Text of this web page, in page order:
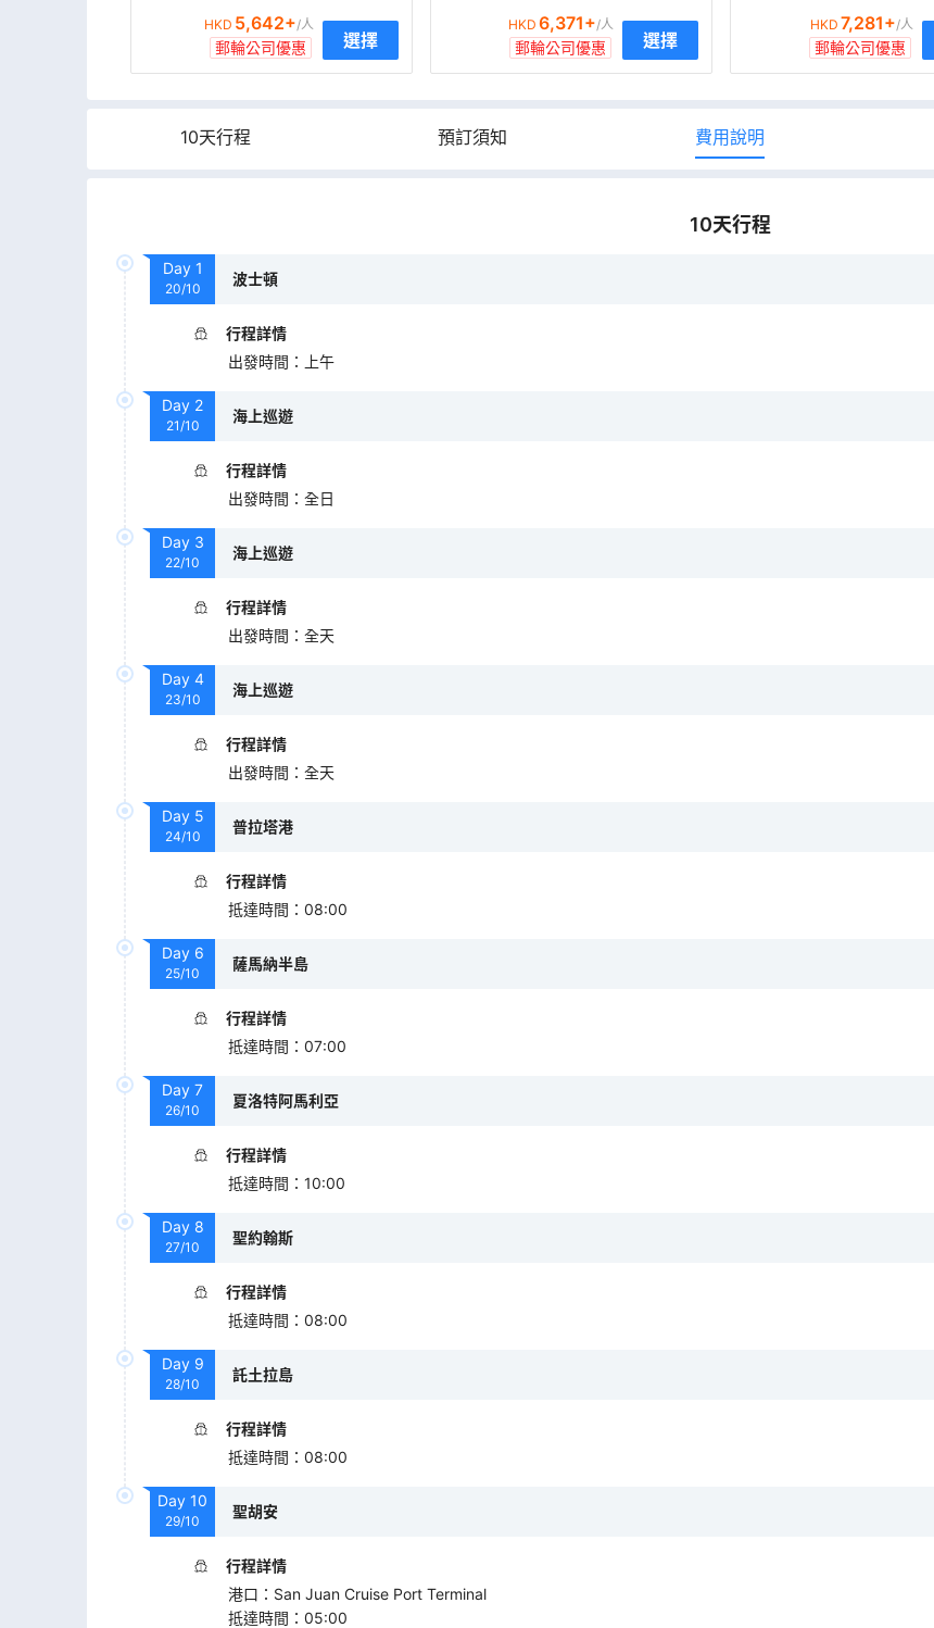
HKD 5,642+/人
郵輪公司優惠 選擇
HKD 6,371+/人
郵輪公司優惠 選擇
HKD 7,281+/人
郵輪公司優惠
10天行程 預訂須知 費用說明
10天行程
Day 1
20/10
波士頓
行程詳情
出發時間 ： 上午
Day 2
21/10
海上巡遊
行程詳情
出發時間 ： 全日
Day 3
22/10
海上巡遊
行程詳情
出發時間 ： 全天
Day 4
23/10
海上巡遊
行程詳情
出發時間 ： 全天
Day 5
24/10
普拉塔港
行程詳情
抵達時間 ： 08:00
Day 6
25/10
薩馬納半島
行程詳情
抵達時間 ： 07:00
Day 7
26/10
夏洛特阿馬利亞
行程詳情
抵達時間 ： 10:00
Day 8
27/10
聖約翰斯
行程詳情
抵達時間 ： 08:00
Day 9
28/10
託土拉島
行程詳情
抵達時間 ： 08:00
Day 10
29/10
聖胡安
行程詳情
港口 ： San Juan Cruise Port Terminal
抵達時間 ： 05:00